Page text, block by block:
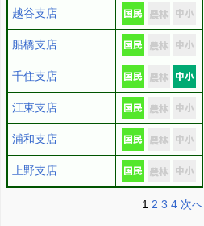
越谷支店
船橋支店
千住支店
江東支店
浦和支店
上野支店
1 2 3 4 次へ